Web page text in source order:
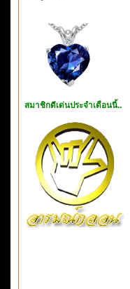
สมาชิกดีเด่นประจำเดือนนี้..